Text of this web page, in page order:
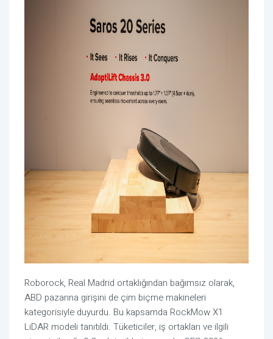
Roborock, Real Madrid ortaklığından bağımsız olarak,
ABD pazarına girişini de çim biçme makineleri
kategorisiyle duyurdu. Bu kapsamda RockMow X1
LiDAR modeli tanıtıldı. Tüketiciler, iş ortakları ve ilgili